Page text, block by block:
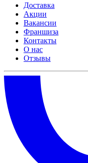
Доставка
Акции
Вакансии
Франшиза
Контакты
О нас
Отзывы